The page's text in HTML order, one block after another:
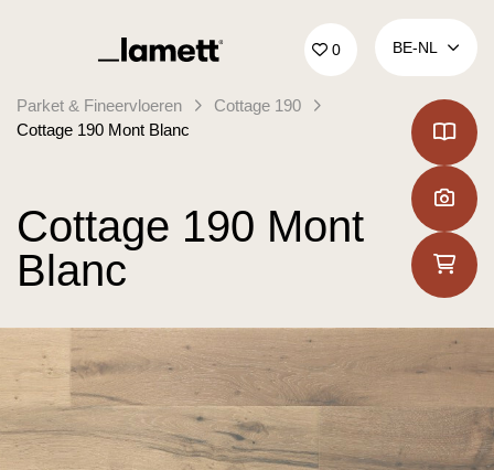
Terug naar home 0 BE‑NL
Parket & Fineervloeren
Cottage 190
Cottage 190 Mont Blanc
Cottage 190 Mont
Blanc